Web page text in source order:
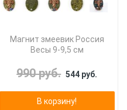
Магнит змеевик Россия
Весы 9-9,5 см
990 руб. 544 руб.
В корзину!